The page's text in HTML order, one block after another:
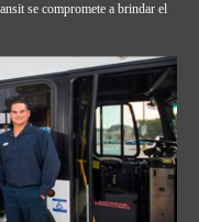
se compromete a brindar el